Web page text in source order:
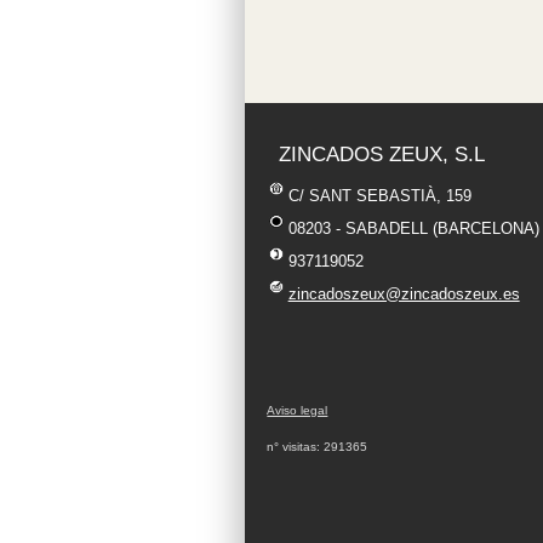
ZINCADOS ZEUX, S.L
C/ SANT SEBASTIÀ, 159
08203 - SABADELL (BARCELONA)
937119052
zincadoszeux@zincadoszeux.es
Aviso legal
n° visitas: 291365